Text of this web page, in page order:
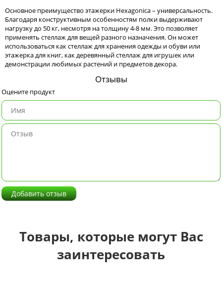
Основное преимущество этажерки Hexagonica – универсальность.
Благодаря конструктивным особенностям полки выдерживают
нагрузку до 50 кг, несмотря на толщину 4-8 мм. Это позволяет
применять стеллаж для вещей разного назначения. Он может
использоваться как стеллаж для хранения одежды и обуви или
этажерка для книг, как деревянный стеллаж для игрушек или
демонстрации любимых растений и предметов декора.
Отзывы
Оцените продукт
Добавить отзыв
Товары, которые могут Вас
заинтересовать